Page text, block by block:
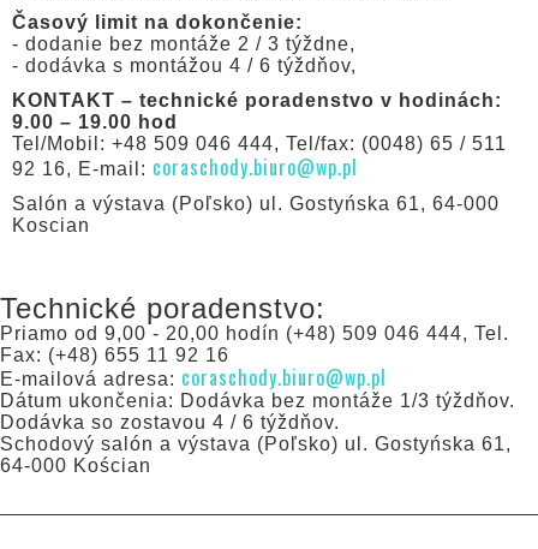
Časový limit na dokončenie:
- dodanie bez montáže 2 / 3 týždne,
- dodávka s montážou 4 / 6 týždňov,
KONTAKT – technické poradenstvo v hodinách:
9.00 – 19.00 hod
Tel/Mobil: +48 509 046 444, Tel/fax: (0048) 65 / 511
92 16, E-mail: coraschody.biuro@wp.pl
Salón a výstava (Poľsko) ul. Gostyńska 61, 64-000
Koscian
Technické poradenstvo:
Priamo od 9,00 - 20,00 hodín (+48) 509 046 444, Tel.
Fax: (+48) 655 11 92 16
E-mailová adresa: coraschody.biuro@wp.pl
Dátum ukončenia: Dodávka bez montáže 1/3 týždňov.
Dodávka so zostavou 4 / 6 týždňov.
Schodový salón a výstava (Poľsko) ul. Gostyńska 61,
64-000 Kościan